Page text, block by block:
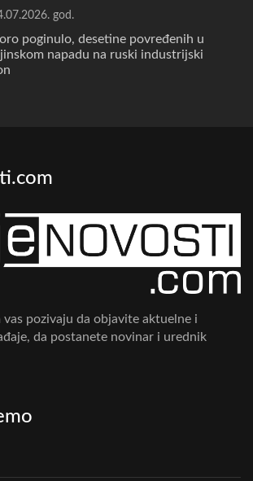
god.
poginulo, desetine povređenih u
napadu na ruski industrijski
pozivaju da objavite aktuelne i
da postanete novinar i urednik